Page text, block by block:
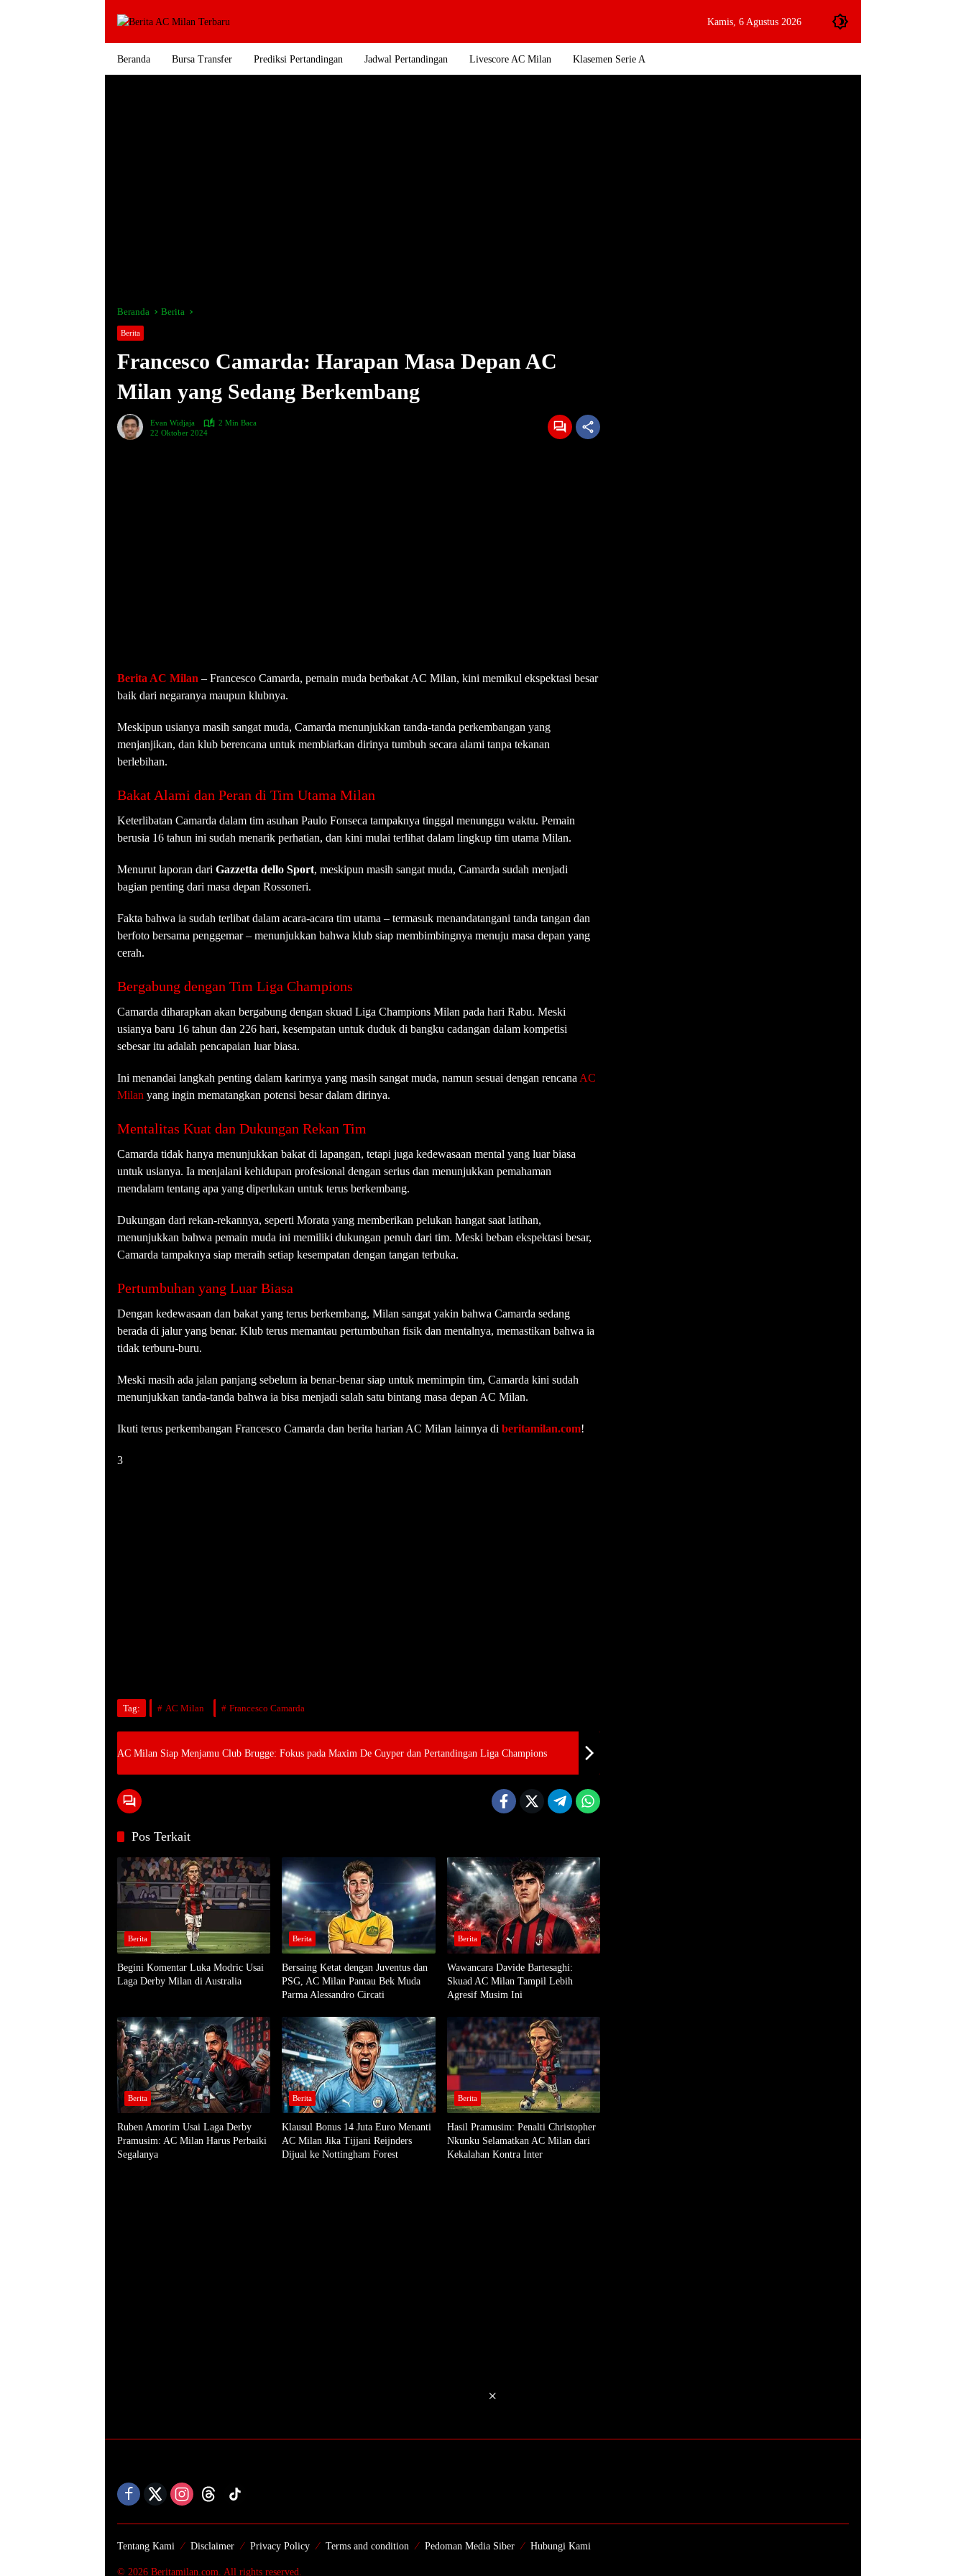
Kamis, 6 Agustus 2026
Beranda Bursa Transfer Prediksi Pertandingan Jadwal Pertandingan Livescore AC Milan Klasemen Serie A
Beranda Berita
Berita
Francesco Camarda: Harapan Masa Depan AC
Milan yang Sedang Berkembang
Evan Widjaja
2 Min Baca
22 Oktober 2024
Berita AC Milan – Francesco Camarda, pemain muda berbakat AC Milan, kini memikul ekspektasi besar
baik dari negaranya maupun klubnya.
Meskipun usianya masih sangat muda, Camarda menunjukkan tanda-tanda perkembangan yang
menjanjikan, dan klub berencana untuk membiarkan dirinya tumbuh secara alami tanpa tekanan
berlebihan.
Bakat Alami dan Peran di Tim Utama Milan
Keterlibatan Camarda dalam tim asuhan Paulo Fonseca tampaknya tinggal menunggu waktu. Pemain
berusia 16 tahun ini sudah menarik perhatian, dan kini mulai terlihat dalam lingkup tim utama Milan.
Menurut laporan dari Gazzetta dello Sport, meskipun masih sangat muda, Camarda sudah menjadi
bagian penting dari masa depan Rossoneri.
Fakta bahwa ia sudah terlibat dalam acara-acara tim utama – termasuk menandatangani tanda tangan dan
berfoto bersama penggemar – menunjukkan bahwa klub siap membimbingnya menuju masa depan yang
cerah.
Bergabung dengan Tim Liga Champions
Camarda diharapkan akan bergabung dengan skuad Liga Champions Milan pada hari Rabu. Meski
usianya baru 16 tahun dan 226 hari, kesempatan untuk duduk di bangku cadangan dalam kompetisi
sebesar itu adalah pencapaian luar biasa.
Ini menandai langkah penting dalam karirnya yang masih sangat muda, namun sesuai dengan rencana AC
Milan yang ingin mematangkan potensi besar dalam dirinya.
Mentalitas Kuat dan Dukungan Rekan Tim
Camarda tidak hanya menunjukkan bakat di lapangan, tetapi juga kedewasaan mental yang luar biasa
untuk usianya. Ia menjalani kehidupan profesional dengan serius dan menunjukkan pemahaman
mendalam tentang apa yang diperlukan untuk terus berkembang.
Dukungan dari rekan-rekannya, seperti Morata yang memberikan pelukan hangat saat latihan,
menunjukkan bahwa pemain muda ini memiliki dukungan penuh dari tim. Meski beban ekspektasi besar,
Camarda tampaknya siap meraih setiap kesempatan dengan tangan terbuka.
Pertumbuhan yang Luar Biasa
Dengan kedewasaan dan bakat yang terus berkembang, Milan sangat yakin bahwa Camarda sedang
berada di jalur yang benar. Klub terus memantau pertumbuhan fisik dan mentalnya, memastikan bahwa ia
tidak terburu-buru.
Meski masih ada jalan panjang sebelum ia benar-benar siap untuk memimpin tim, Camarda kini sudah
menunjukkan tanda-tanda bahwa ia bisa menjadi salah satu bintang masa depan AC Milan.
Ikuti terus perkembangan Francesco Camarda dan berita harian AC Milan lainnya di beritamilan.com!
3
Tag: AC Milan Francesco Camarda
AC Milan Siap Menjamu Club Brugge: Fokus pada Maxim De Cuyper dan Pertandingan Liga Champions
Pos Terkait
Berita
Begini Komentar Luka Modric Usai
Laga Derby Milan di Australia
Berita
Bersaing Ketat dengan Juventus dan
PSG, AC Milan Pantau Bek Muda
Parma Alessandro Circati
Berita
Wawancara Davide Bartesaghi:
Skuad AC Milan Tampil Lebih
Agresif Musim Ini
Berita
Ruben Amorim Usai Laga Derby
Pramusim: AC Milan Harus Perbaiki
Segalanya
Berita
Klausul Bonus 14 Juta Euro Menanti
AC Milan Jika Tijjani Reijnders
Dijual ke Nottingham Forest
Berita
Hasil Pramusim: Penalti Christopher
Nkunku Selamatkan AC Milan dari
Kekalahan Kontra Inter
Tentang Kami Disclaimer Privacy Policy Terms and condition Pedoman Media Siber Hubungi Kami
© 2026 Beritamilan.com. All rights reserved.
×